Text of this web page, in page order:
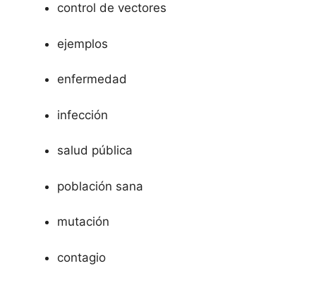
control de vectores
ejemplos
enfermedad
infección
salud pública
población sana
mutación
contagio